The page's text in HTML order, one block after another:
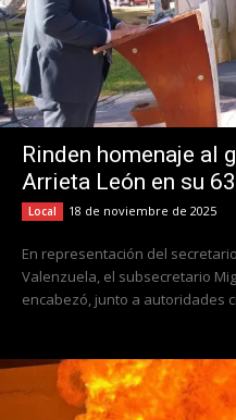
Rinden homenaje al
Arrieta León en su
Local 18 de noviembre de 2025
En representación del
Valenzuela, el subsecretario
encabezó, junto a autoridades